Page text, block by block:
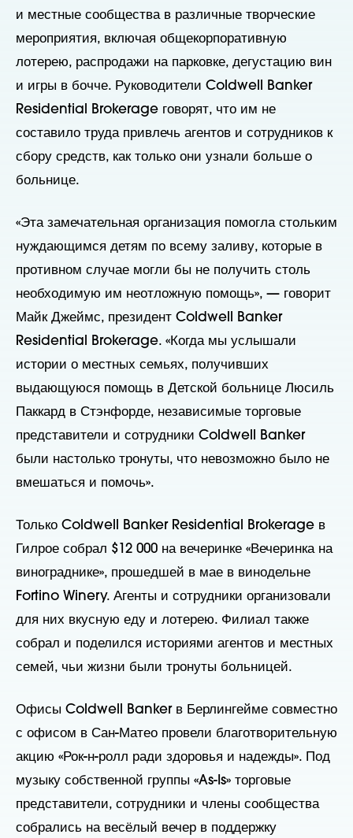
и местные сообщества в различные творческие
мероприятия, включая общекорпоративную
лотерею, распродажи на парковке, дегустацию вин
и игры в бочче. Руководители Coldwell Banker
Residential Brokerage говорят, что им не
составило труда привлечь агентов и сотрудников к
сбору средств, как только они узнали больше о
больнице.
«Эта замечательная организация помогла стольким
нуждающимся детям по всему заливу, которые в
противном случае могли бы не получить столь
необходимую им неотложную помощь», — говорит
Майк Джеймс, президент Coldwell Banker
Residential Brokerage. «Когда мы услышали
истории о местных семьях, получивших
выдающуюся помощь в Детской больнице Люсиль
Паккард в Стэнфорде, независимые торговые
представители и сотрудники Coldwell Banker
были настолько тронуты, что невозможно было не
вмешаться и помочь».
Только Coldwell Banker Residential Brokerage в
Гилрое собрал $12 000 на вечеринке «Вечеринка на
винограднике», прошедшей в мае в винодельне
Fortino Winery. Агенты и сотрудники организовали
для них вкусную еду и лотерею. Филиал также
собрал и поделился историями агентов и местных
семей, чьи жизни были тронуты больницей.
Офисы Coldwell Banker в Берлингейме совместно
с офисом в Сан-Матео провели благотворительную
акцию «Рок-н-ролл ради здоровья и надежды». Под
музыку собственной группы «As-Is» торговые
представители, сотрудники и члены сообщества
собрались на весёлый вечер в поддержку